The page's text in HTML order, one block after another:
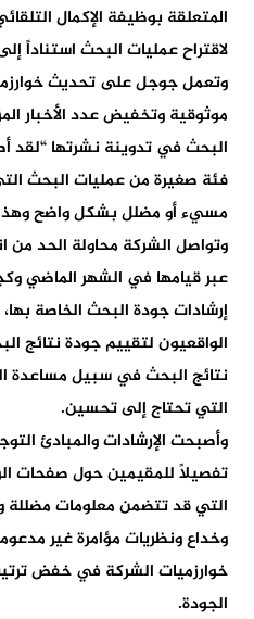
المتعلقة بوظيفة الإكمال
لاقتراح عمليات البحث استناداً
وتعمل جوجل على تحديث
موثوقية وتخفيض عدد الأخبار
البحث في تدوينة نشرتها “لقد
فئة صغيرة من عمليات البحث
مسيء أو مضلل بشكل واضح
وتواصل الشركة محاولة الحد من
عبر قيامها في الشهر الماضي
إرشادات جودة البحث الخاصة
الواقعيون لتقييم جودة نتائج
نتائج البحث في سبيل مساعدة
التي تحتاج إلى تحسين.
وأصبحت الإرشادات والمبادئ
تفصيلاً للمقيمين حول صفحات
التي قد تتضمن معلومات مضللة
وخداع ونظريات مؤامرة غير
خوارزميات الشركة في خفض
الجودة.